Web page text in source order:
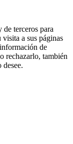
terceros para
a sus páginas
de
rechazarlo, también